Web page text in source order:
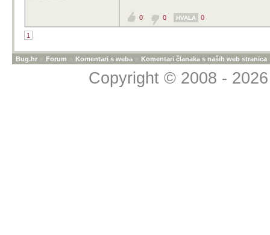
0 0 HVALA 0
1
Bug.hr » Forum » Komentari s weba » Komentari članaka s naših web stranica
Copyright © 2008 -